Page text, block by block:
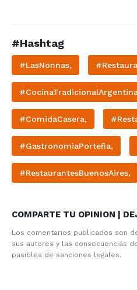
#Hashtag
#LasNonnas,
#ComidaCasera,
#GastronomiaPorteña,
#RestaurantesBuenosAires,
COMPARTE TU OPINION |
Los comentarios publicados son
sus autores y las consecuencias
pasibles de sanciones legales.